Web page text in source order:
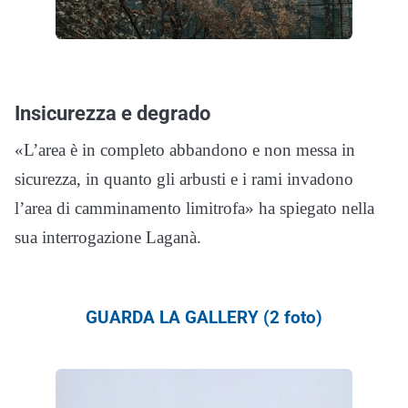
Insicurezza e degrado
«L’area è in completo abbandono e non messa in
sicurezza, in quanto gli arbusti e i rami invadono
l’area di camminamento limitrofa» ha spiegato nella
sua interrogazione Laganà.
GUARDA LA GALLERY (2 foto)